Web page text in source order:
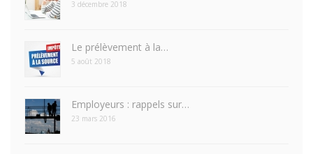
3 décembre 2018
Le prélèvement à la…
5 août 2018
Employeurs : rappels sur…
23 mars 2016